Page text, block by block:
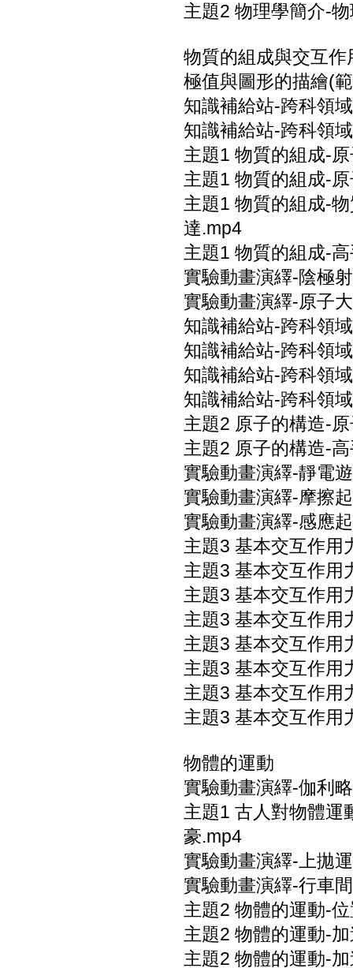
主題2 物理學簡介-
物質的組成與交互作
極值與圖形的描繪(
知識補給站-跨科領
知識補給站-跨科領
主題1 物質的組成-
主題1 物質的組成-
主題1 物質的組成-
達.mp4
主題1 物質的組成-
實驗動畫演繹-陰極
實驗動畫演繹-原子
知識補給站-跨科領
知識補給站-跨科領
知識補給站-跨科領
知識補給站-跨科領
主題2 原子的構造-
主題2 原子的構造-
實驗動畫演繹-靜電
實驗動畫演繹-摩擦
實驗動畫演繹-感應
主題3 基本交互作用
主題3 基本交互作用
主題3 基本交互作用
主題3 基本交互作用
主題3 基本交互作用
主題3 基本交互作用
主題3 基本交互作用
主題3 基本交互作用
物體的運動
實驗動畫演繹-伽利
主題1 古人對物體運
豪.mp4
實驗動畫演繹-上拋
實驗動畫演繹-行車
主題2 物體的運動-
主題2 物體的運動-
主題2 物體的運動-